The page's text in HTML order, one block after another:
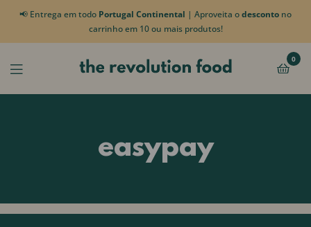
📢 Entrega em todo Portugal Continental | Aproveita odesconto no
carrinho em 10 ou mais produtos!
0
easypay